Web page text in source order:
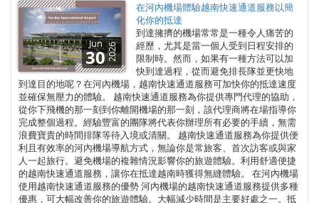
Jun
302026
在河內機場體驗越南快速通道服務以簡
化你的抵達
到達擁擠的機場常常是一種令人痛苦的
經歷，尤其是當一個人受到日程安排的
限制時。然而，如果有一種方法可以加
快到達過程，從而避免排長隊並更快地
到達目的地呢？在河內機場，越南快速通道服務可加快你的抵達速度
並確保無壓力的體驗。 越南快速通道服務為你提供專門代理的協助，
從你下飛機的那一刻到你離開機場的那一刻，該代理商將在場指導你
完成整個過程。經驗豐富的團隊將代表你辦理所有必要的手續，無需
浪費寶貴的時間排隊等待入境或清關。 越南快速通道服務為你提供便
利且有效率的河內機場導航方式，無論你是常旅客、首次訪客或與家
人一起旅行。避免機場的複雜情況影響你的旅遊體驗。利用舒適便捷
的越南快速通道服務，讓你在抵達越南時獲得無縫體驗。 在河內機場
使用越南快速通道服務的優勢 河內機場的越南快速通道服務提供多種
優惠，可大幅改善你的旅遊體驗。大幅減少時間是主要好處之一。抵